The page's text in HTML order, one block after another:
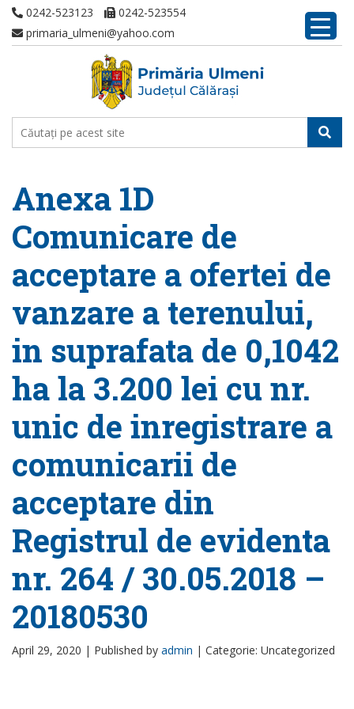
0242-523123
0242-523554
primaria_ulmeni@yahoo.com
Anexa 1D
Comunicare de
acceptare a ofertei de
vanzare a terenului,
in suprafata de 0,1042
ha la 3.200 lei cu nr.
unic de inregistrare a
comunicarii de
acceptare din
Registrul de evidenta
nr. 264 / 30.05.2018 –
20180530
April 29, 2020 | Published by admin | Categorie: Uncategorized